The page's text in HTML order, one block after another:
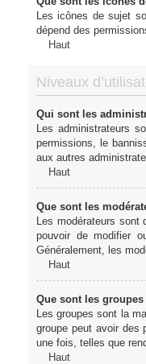
Les icônes de sujet
dépend des
Haut
Niveaux
Qui sont les
Les administrateurs
permissions, le
aux autres
Haut
Que sont les
Les modérateurs
pouvoir de modifier
Généralement, les
Haut
Que sont les
Les groupes sont la
groupe peut avoir des
une fois, telles que
Haut